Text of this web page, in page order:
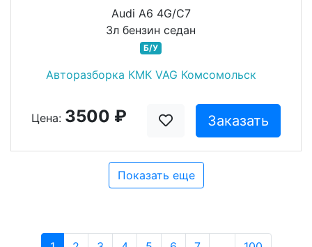
Audi A6 4G/C7
3л бензин седан
Б/У
Авторазборка КМК VAG Комсомольск
Цена: 3500 ₽ Заказать
Показать еще